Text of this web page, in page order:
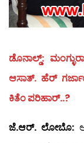
ಡೊನಾಲ್ಡ್:
ಆಸಾತ್. ಹೆರ್
ಕಿತೆಂ ಪರಿಹಾರ್..?
ಜೆ.ಆರ್. ಲೋಬೊ: